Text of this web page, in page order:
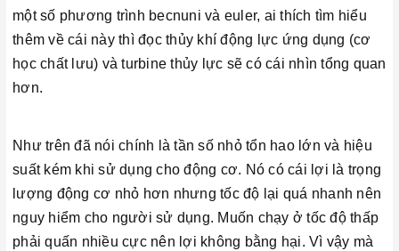
một số phương trình becnuni và euler, ai thích tìm hiểu
thêm về cái này thì đọc thủy khí động lực ứng dụng (cơ
học chất lưu) và turbine thủy lực sẽ có cái nhìn tổng quan
hơn.
Như trên đã nói chính là tần số nhỏ tổn hao lớn và hiệu
suất kém khi sử dụng cho động cơ. Nó có cái lợi là trọng
lượng động cơ nhỏ hơn nhưng tốc độ lại quá nhanh nên
nguy hiểm cho người sử dụng. Muốn chạy ở tốc độ thấp
phải quấn nhiều cực nên lợi không bằng hại. Vì vậy mà